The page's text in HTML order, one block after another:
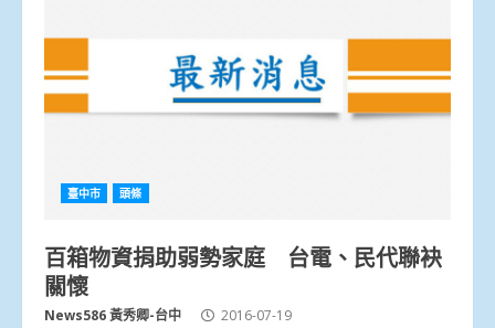
臺中市 頭條
百箱物資捐助弱勢家庭 台電、民代聯袂
關懷
News586 黃秀卿-台中 2016-07-19